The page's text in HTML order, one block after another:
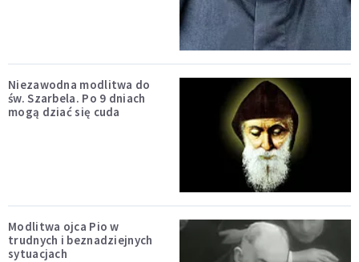
Niezawodna modlitwa do
św. Szarbela. Po 9 dniach
mogą dziać się cuda
Modlitwa ojca Pio w
trudnych i beznadziejnych
sytuacjach